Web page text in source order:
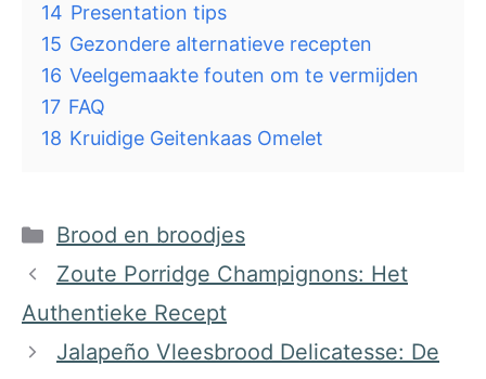
14 Presentation tips
15 Gezondere alternatieve recepten
16 Veelgemaakte fouten om te vermijden
17 FAQ
18 Kruidige Geitenkaas Omelet
Categorieën
Brood en broodjes
Zoute Porridge Champignons: Het
Authentieke Recept
Jalapeño Vleesbrood Delicatesse: De